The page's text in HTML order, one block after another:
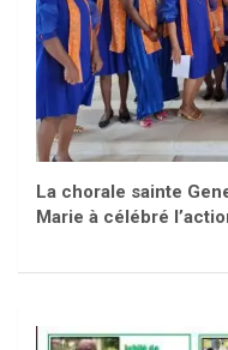
La chorale sainte
Marie à célébré